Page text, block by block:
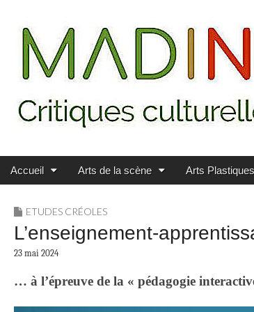
MADININ'ART
Main menu
Skip to content
Accueil Arts de la scène Arts Plastiques
ETUDES CRÉOLES
L’enseignement-
23 mai 2024
… à l’épreuve de la « pédagogie